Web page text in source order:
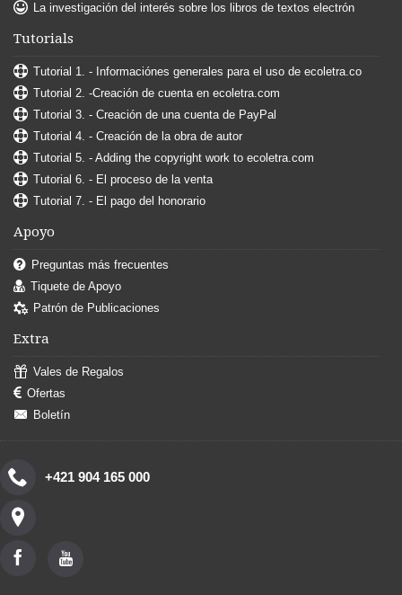
La investigación del interés sobre los libros de textos electrón
Tutorials
Tutorial 1. - Informaciónes generales para el uso de ecoletra.co
Tutorial 2. -Creación de cuenta en ecoletra.com
Tutorial 3. - Creación de una cuenta de PayPal
Tutorial 4. - Creación de la obra de autor
Tutorial 5. - Adding the copyright work to ecoletra.com
Tutorial 6. - El proceso de la venta
Tutorial 7. - El pago del honorario
Apoyo
Preguntas más frecuentes
Tiquete de Apoyo
Patrón de Publicaciones
Extra
Vales de Regalos
Ofertas
Boletín
+421 904 165 000